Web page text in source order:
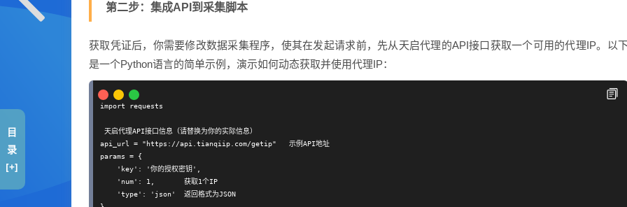
第二步：集成API到采集脚本
获取凭证后，你需要修改数据采集程序，使其在发起请求前，先从天启代理的API接口获取一个可用的代理IP。以
是一个Python语言的简单示例，演示如何动态获取并使用代理IP：
import requests
天启代理API接口信息（请替换为你的实际信息）
api_url = "https://api.tianqiip.com/getip"   示例API地址
params = {
    'key': '你的授权密钥',
    'num': 1,       获取1个IP
    'type': 'json'  返回格式为JSON
目
录
[+]